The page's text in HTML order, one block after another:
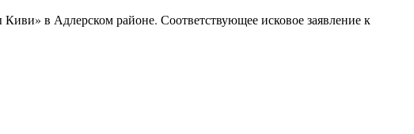
в Адлерском районе. Соответствующее исковое заявление к